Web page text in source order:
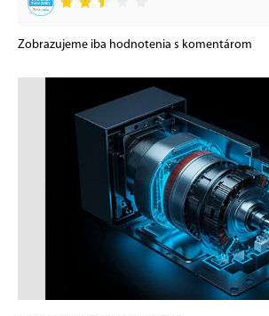
Zobrazujeme iba hodnotenia s komentárom